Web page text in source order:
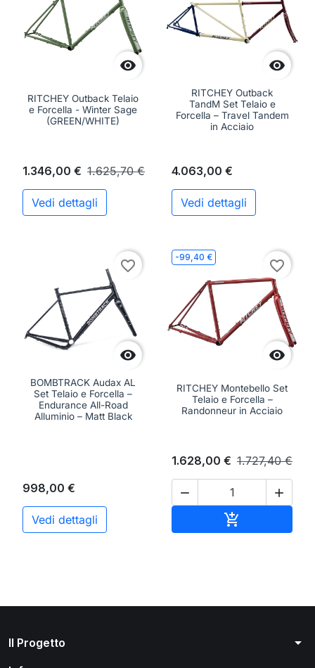

RITCHEY Outback Telaio
e Forcella - Winter Sage
(GREEN/WHITE)
1.346,00 € 1.625,70 €
Vedi dettagli

RITCHEY Outback
TandM Set Telaio e
Forcella – Travel Tandem
in Acciaio
4.063,00 €
Vedi dettagli

favorite_border
BOMBTRACK Audax AL
Set Telaio e Forcella –
Endurance All-Road
Alluminio – Matt Black
998,00 €
Vedi dettagli
-99,40 €

favorite_border
RITCHEY Montebello Set
Telaio e Forcella –
Randonneur in Acciaio
1.628,00 € 1.727,40 €
 

Il Progetto arrow_drop_down